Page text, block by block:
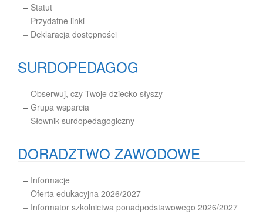
– Statut
– Przydatne linki
– Deklaracja dostępności
SURDOPEDAGOG
– Obserwuj, czy Twoje dziecko słyszy
– Grupa wsparcia
– Słownik surdopedagogiczny
DORADZTWO ZAWODOWE
– Informacje
– Oferta edukacyjna 2026/2027
– Informator szkolnictwa ponadpodstawowego 2026/2027